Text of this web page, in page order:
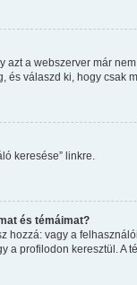
azt a webszerver már
és válaszd ki, hogy csak
keresése” linkre.
és témáimat?
hozzá: vagy a
a profilodon keresztül. A